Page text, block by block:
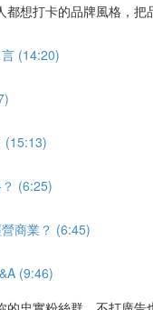
都想打卡的品牌風格，
(14:20)
(15:13)
(6:25)
商業？ (6:45)
(9:46)